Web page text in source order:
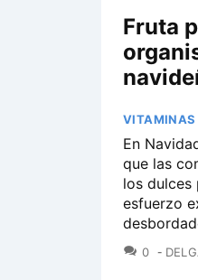
Fruta
VITAMINAS
En
que las
los dulces
esfuerzo
0